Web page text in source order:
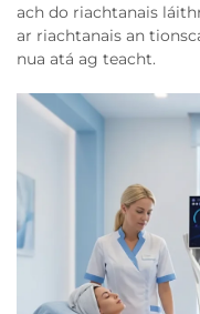
ach do riachtanais
ar riachtanais an
nua atá ag teacht.